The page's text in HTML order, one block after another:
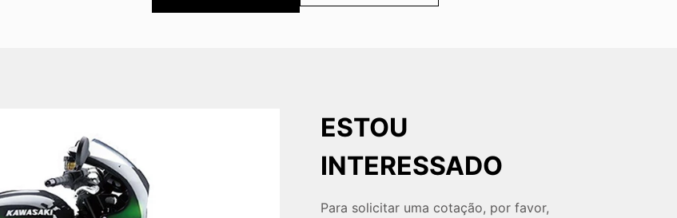
ESTOU
INTERESSADO
Para solicitar uma cotação, por favor,